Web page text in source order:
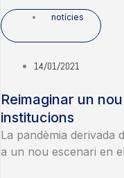
notícies
14/01/2021
Reimaginar un
institucions
La pandèmia derivada
a un nou escenari en